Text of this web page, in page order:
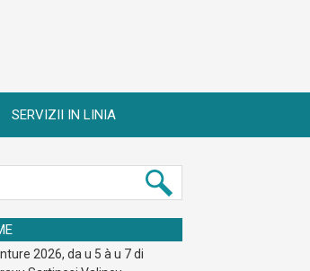
SERVIZII IN LINIA
2026, da u 5 à u 7 di